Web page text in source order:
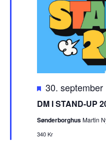
DM I STAND-UP
F
r
e
m
h
30. september
SønderborghusMartin
340 Kr